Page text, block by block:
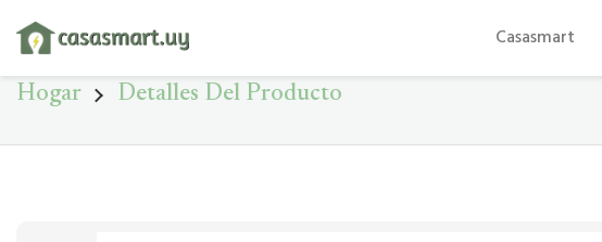
Casasmart
Hogar Detalles Del Producto